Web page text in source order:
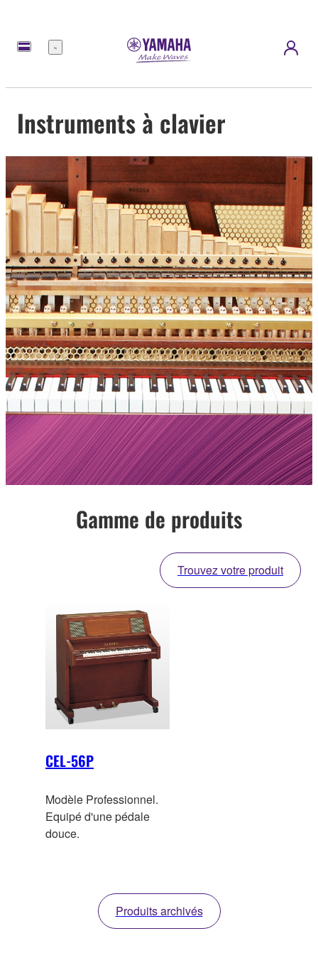
Menu
Instruments à clavier
Gamme de produits
Trouvez votre produit
CEL-56P
Modèle Professionnel.
Equipé d'une pédale
douce.
Produits archivés